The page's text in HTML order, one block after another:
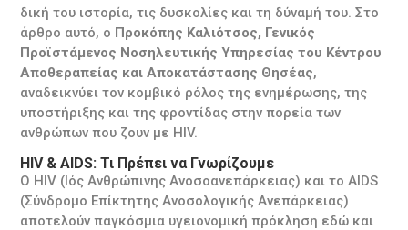
δική του ιστορία, τις δυσκολίες και τη δύναμή του. Στο
άρθρο αυτό, ο Προκόπης Καλιότσος, Γενικός
Προϊστάμενος Νοσηλευτικής Υπηρεσίας του Κέντρου
Αποθεραπείας και Αποκατάστασης Θησέας,
αναδεικνύει τον κομβικό ρόλος της ενημέρωσης, της
υποστήριξης και της φροντίδας στην πορεία των
ανθρώπων που ζουν με HIV.
HIV & AIDS: Τι Πρέπει να Γνωρίζουμε
Ο HIV (Ιός Ανθρώπινης Ανοσοανεπάρκειας) και το AIDS
(Σύνδρομο Επίκτητης Ανοσολογικής Ανεπάρκειας)
αποτελούν παγκόσμια υγειονομική πρόκληση εδώ και